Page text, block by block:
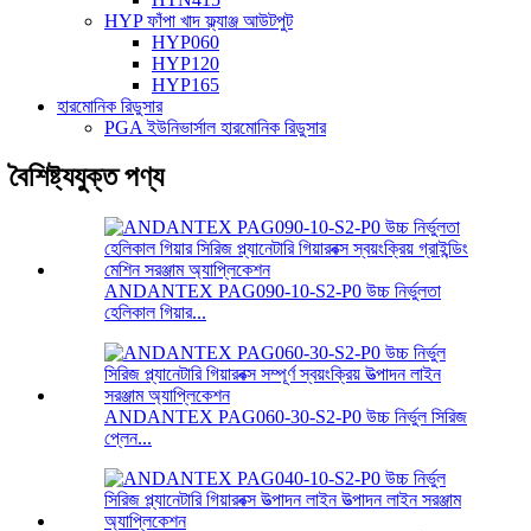
HYP ফাঁপা খাদ ফ্ল্যাঞ্জ আউটপুট
HYP060
HYP120
HYP165
হারমোনিক রিডুসার
PGA ইউনিভার্সাল হারমোনিক রিডুসার
বৈশিষ্ট্যযুক্ত পণ্য
ANDANTEX PAG090-10-S2-P0 উচ্চ নির্ভুলতা
হেলিকাল গিয়ার...
ANDANTEX PAG060-30-S2-P0 উচ্চ নির্ভুল সিরিজ
প্লেন...